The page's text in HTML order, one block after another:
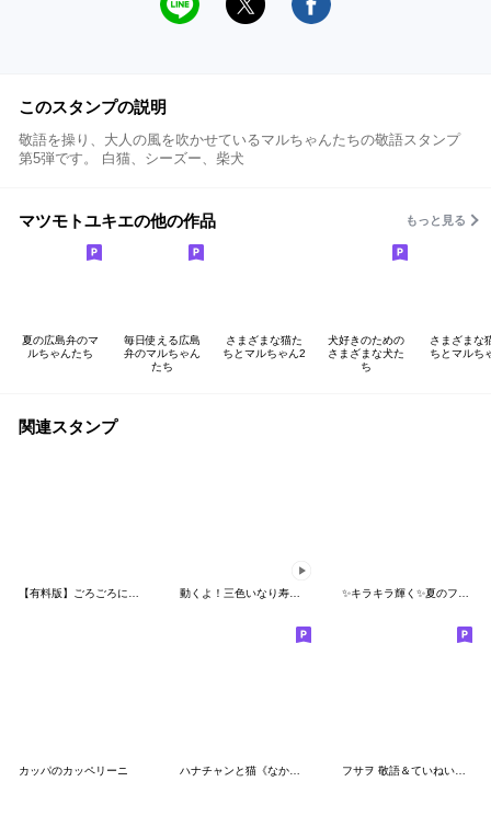
このスタンプの説明
敬語を操り、大人の風を吹かせているマルちゃんたちの敬語スタンプ
第5弾です。 白猫、シーズー、柴犬
マツモトユキエの他の作品 もっと見る
夏の広島弁のマ
ルちゃんたち
毎日使える広島
弁のマルちゃん
たち
さまざまな猫た
ちとマルちゃん2
犬好きのための
さまざまな犬た
ち
さまざまな
ちとマルち
関連スタンプ
【有料版】ごろごろにゃんすけ コラボ 7 動くよ！三色いなり寿司さんスタンプ2 ✨キラキラ輝く✨夏のフルーツ♡マトリョー
カッパのカッペリーニ フサヲ 敬語＆ていねい言葉